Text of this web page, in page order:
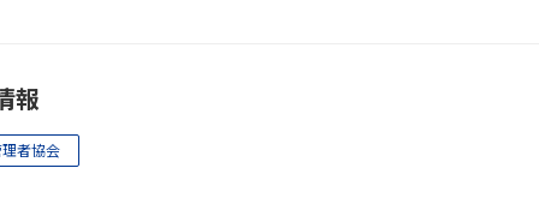
報
者協会